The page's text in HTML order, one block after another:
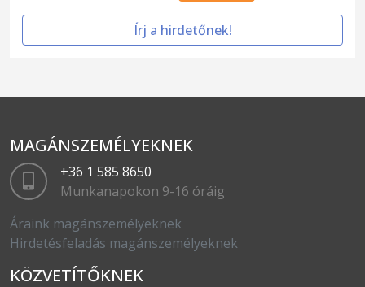
Írj a hirdetőnek!
MAGÁNSZEMÉLYEKNEK
+36 1 585 8650
Munkanapokon 9-16 óráig
Áraink magánszemélyeknek
Hirdetésfeladás magánszemélyeknek
KÖZVETÍTŐKNEK